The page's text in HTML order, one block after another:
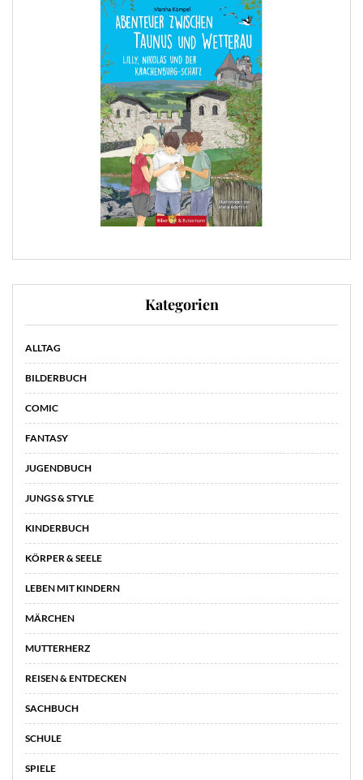
Kategorien
ALLTAG
BILDERBUCH
COMIC
FANTASY
JUGENDBUCH
JUNGS & STYLE
KINDERBUCH
KÖRPER & SEELE
LEBEN MIT KINDERN
MÄRCHEN
MUTTERHERZ
REISEN & ENTDECKEN
SACHBUCH
SCHULE
SPIELE